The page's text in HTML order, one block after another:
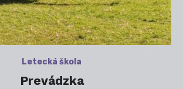
Letecká škola
Prevádzka